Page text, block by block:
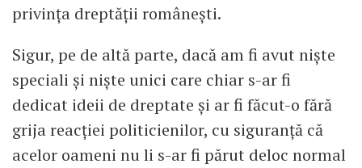
privința dreptății românești.
Sigur, pe de altă parte, dacă am fi avut niște
speciali și niște unici care chiar s-ar fi
dedicat ideii de dreptate și ar fi făcut-o fără
grija reacției politicienilor, cu siguranță că
acelor oameni nu li s-ar fi părut deloc normal